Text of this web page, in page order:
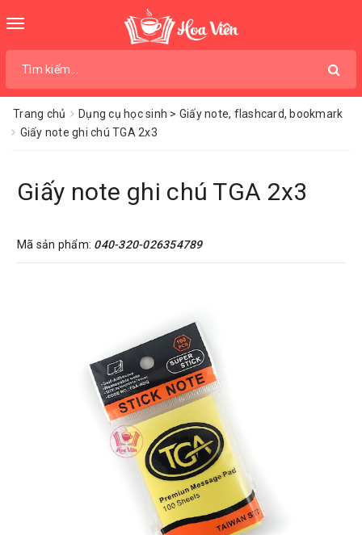
Toggle
Trang chủ
Dụng cụ học sinh > Giấy note, flashcard, bookmark
Giấy note ghi chú TGA 2x3
Giấy note ghi chú TGA 2x3
Mã sản phẩm: 040-320-026354789